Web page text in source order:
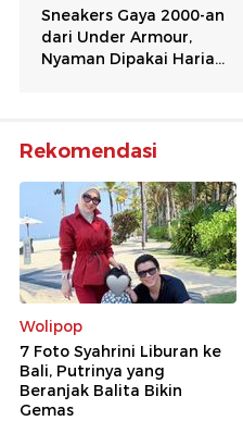
Rekomendasi
Wolipop
7 Foto Syahrini Liburan ke
Bali, Putrinya yang
Beranjak Balita Bikin
Gemas